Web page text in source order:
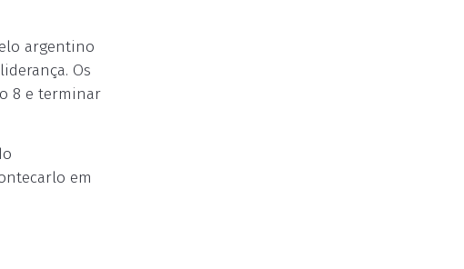
argentino
Os
8 e terminar
em